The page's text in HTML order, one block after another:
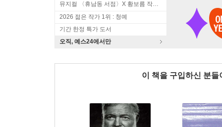
뮤지컬 〈휴남동 서점〉X 황보름 작가 북토크
2026 젊은 작가 1위 : 청예
기간 한정 특가 도서
오직, 예스24에서만
이 책을 구입하신 분